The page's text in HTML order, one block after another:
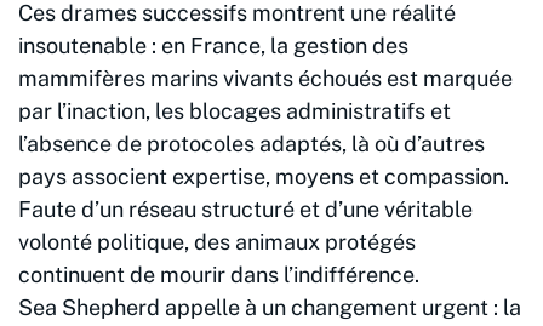
Ces drames successifs montrent une réalité
insoutenable : en France, la gestion des
mammifères marins vivants échoués est marquée
par l’inaction, les blocages administratifs et
l’absence de protocoles adaptés, là où d’autres
pays associent expertise, moyens et compassion.
Faute d’un réseau structuré et d’une véritable
volonté politique, des animaux protégés
continuent de mourir dans l’indifférence.
Sea Shepherd appelle à un changement urgent : la